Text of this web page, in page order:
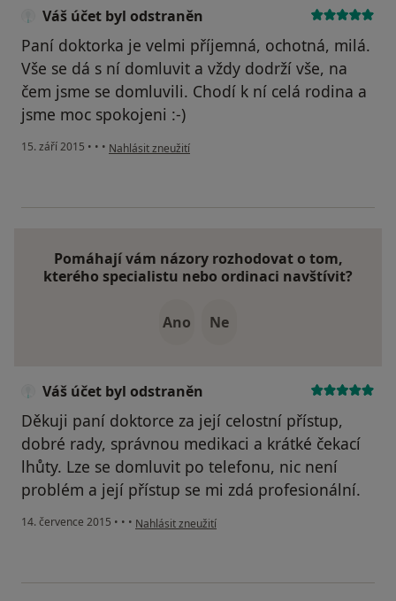
Váš účet byl odstraněn
Paní doktorka je velmi příjemná, ochotná, milá.
Vše se dá s ní domluvit a vždy dodrží vše, na
čem jsme se domluvili. Chodí k ní celá rodina a
jsme moc spokojeni :-)
15. září 2015 • • • podle názoru uživatele Váš účet byl odstraněn
Nahlásit zneužití
Pomáhají vám názory rozhodovat o tom,
kterého specialistu nebo ordinaci navštívit?
Ano Ne
Váš účet byl odstraněn
Děkuji paní doktorce za její celostní přístup,
dobré rady, správnou medikaci a krátké čekací
lhůty. Lze se domluvit po telefonu, nic není
problém a její přístup se mi zdá profesionální.
14. července 2015 • • • podle názoru uživatele Váš účet byl odstraněn
Nahlásit zneužití